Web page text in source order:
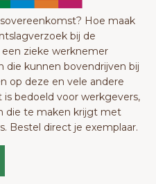
Hoe maak
bij de
zieke werknemer
die kunnen bovendrijven bij
op deze en vele andere
bedoeld voor werkgevers,
die te maken krijgt met
Bestel direct je exemplaar.